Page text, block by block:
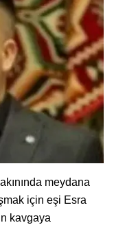
meydana
için eşi Esra
kavgaya